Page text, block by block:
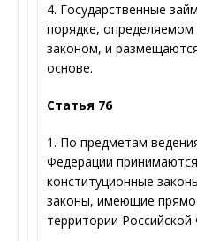
4. Государственные
порядке,
законом, и
основе.
Статья 76
1. По предметам
Федерации
конституционные
законы, имеющие
территории Российской